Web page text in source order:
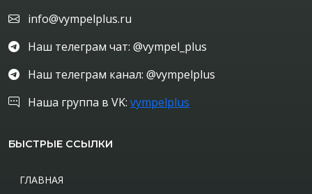
info@vympelplus.ru
Наш телеграм чат: @vympel_plus
Наш телеграм канал: @vympelplus
Наша группа в VK: vympelplus
БЫСТРЫЕ ССЫЛКИ
ГЛАВНАЯ